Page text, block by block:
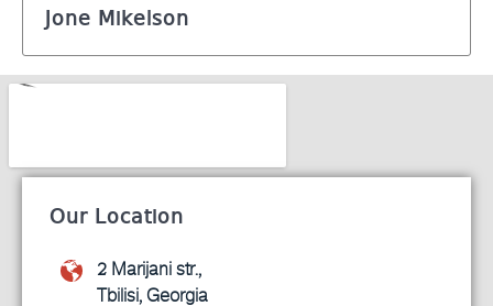
Jone Mikelson
Our Location
2 Marijani str.,
Tbilisi, Georgia